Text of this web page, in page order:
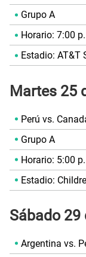
Grupo A
Horario: 7:00
Estadio: AT&T
Martes 25
Perú vs.
Grupo A
Horario: 5:00
Estadio:
Sábado 29
Argentina vs.